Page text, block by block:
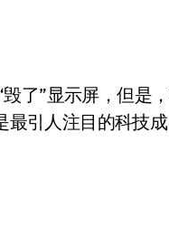
最引人注目的科技成